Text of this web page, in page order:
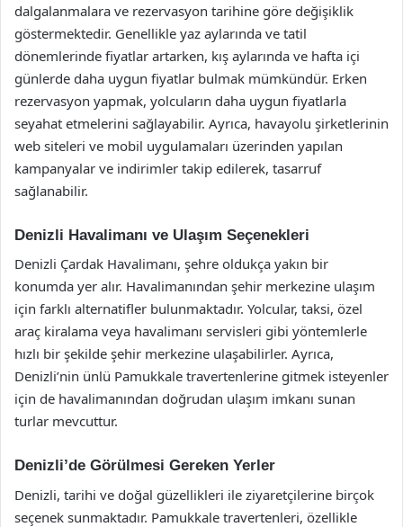
dalgalanmalara ve rezervasyon tarihine göre değişiklik
göstermektedir. Genellikle yaz aylarında ve tatil
dönemlerinde fiyatlar artarken, kış aylarında ve hafta içi
günlerde daha uygun fiyatlar bulmak mümkündür. Erken
rezervasyon yapmak, yolcuların daha uygun fiyatlarla
seyahat etmelerini sağlayabilir. Ayrıca, havayolu şirketlerinin
web siteleri ve mobil uygulamaları üzerinden yapılan
kampanyalar ve indirimler takip edilerek, tasarruf
sağlanabilir.
Denizli Havalimanı ve Ulaşım Seçenekleri
Denizli Çardak Havalimanı, şehre oldukça yakın bir
konumda yer alır. Havalimanından şehir merkezine ulaşım
için farklı alternatifler bulunmaktadır. Yolcular, taksi, özel
araç kiralama veya havalimanı servisleri gibi yöntemlerle
hızlı bir şekilde şehir merkezine ulaşabilirler. Ayrıca,
Denizli’nin ünlü Pamukkale travertenlerine gitmek isteyenler
için de havalimanından doğrudan ulaşım imkanı sunan
turlar mevcuttur.
Denizli’de Görülmesi Gereken Yerler
Denizli, tarihi ve doğal güzellikleri ile ziyaretçilerine birçok
seçenek sunmaktadır. Pamukkale travertenleri, özellikle